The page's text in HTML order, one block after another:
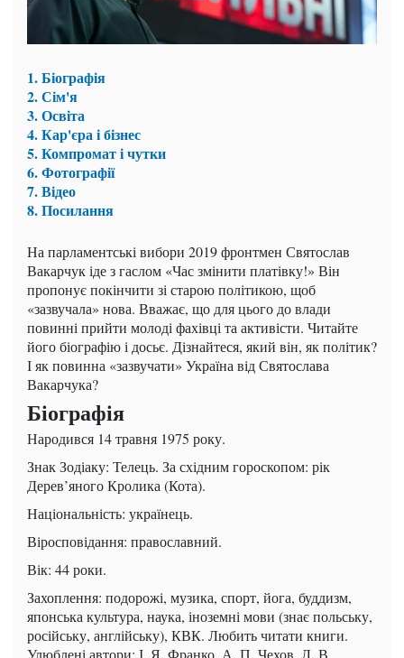
1. Біографія
2. Сім'я
3. Освіта
4. Кар'єра і бізнес
5. Компромат і чутки
6. Фотографії
7. Відео
8. Посилання
На парламентські вибори 2019 фронтмен Святослав
Вакарчук іде з гаслом «Час змінити платівку!» Він
пропонує покінчити зі старою політикою, щоб
«зазвучала» нова. Вважає, що для цього до влади
повинні прийти молоді фахівці та активісти. Читайте
його біографію і досьє. Дізнайтеся, який він, як політик?
І як повинна «зазвучати» Україна від Святослава
Вакарчука?
Біографія
Народився 14 травня 1975 року.
Знак Зодіаку: Телець. За східним гороскопом: рік
Дерев’яного Кролика (Кота).
Національність: українець.
Віросповідання: православний.
Вік: 44 роки.
Захоплення: подорожі, музика, спорт, йога, буддизм,
японська культура, наука, іноземні мови (знає польську,
російську, англійську), КВК. Любить читати книги.
Улюблені автори: І. Я. Франко, А. П. Чехов, Л. В.